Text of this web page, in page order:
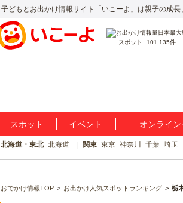
子どもとお出かけ情報サイト「いこーよ」は親子の成長
スポット 101,135件
スポット イベント オンライン
北海道・東北 北海道 関東 東京 神奈川 千葉 埼玉
おでかけ情報TOP お出かけ人気スポットランキング 栃